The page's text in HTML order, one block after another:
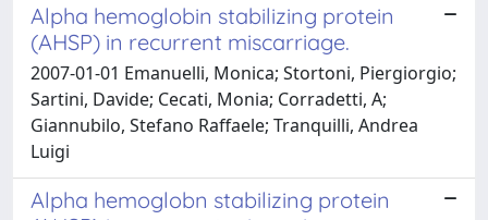
Alpha hemoglobin stabilizing protein
(AHSP) in recurrent miscarriage.
2007-01-01 Emanuelli, Monica; Stortoni, Piergiorgio;
Sartini, Davide; Cecati, Monia; Corradetti, A;
Giannubilo, Stefano Raffaele; Tranquilli, Andrea
Luigi
Alpha hemoglobn stabilizing protein